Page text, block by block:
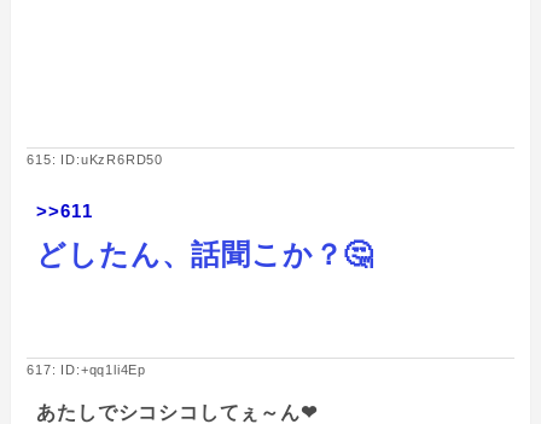
615: ID:uKzR6RD50
>>611
どしたん、話聞こか？🤔
617: ID:+qq1li4Ep
あたしでシコシコしてぇ～ん❤